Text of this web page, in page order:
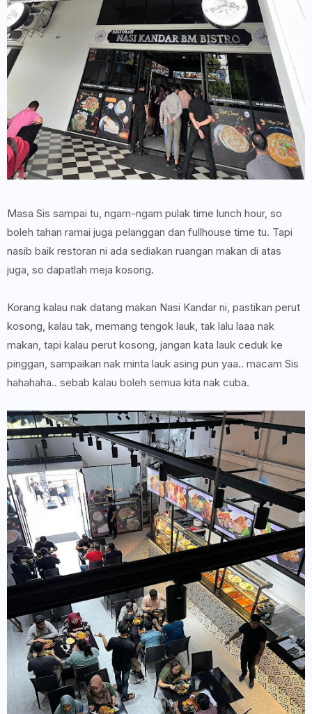
Masa Sis sampai tu, ngam-ngam pulak time lunch hour, so
boleh tahan ramai juga pelanggan dan fullhouse time tu. Tapi
nasib baik restoran ni ada sediakan ruangan makan di atas
juga, so dapatlah meja kosong.
Korang kalau nak datang makan Nasi Kandar ni, pastikan perut
kosong, kalau tak, memang tengok lauk, tak lalu laaa nak
makan, tapi kalau perut kosong, jangan kata lauk ceduk ke
pinggan, sampaikan nak minta lauk asing pun yaa.. macam Sis
hahahaha.. sebab kalau boleh semua kita nak cuba.